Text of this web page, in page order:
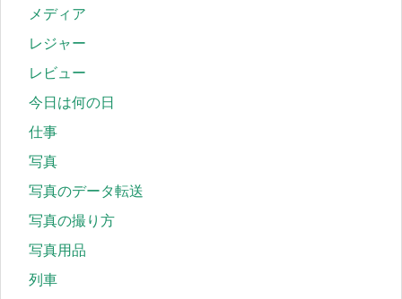
メディア
レジャー
レビュー
今日は何の日
仕事
写真
写真のデータ転送
写真の撮り方
写真用品
列車